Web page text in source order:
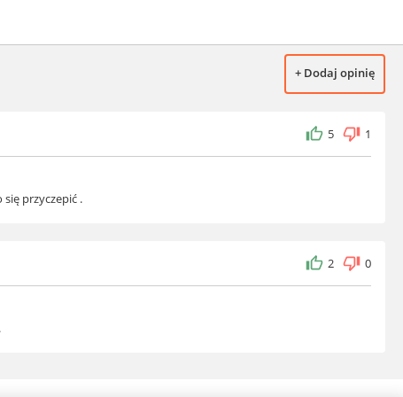
+ Dodaj opinię
5 1
przyczepić .
2 0